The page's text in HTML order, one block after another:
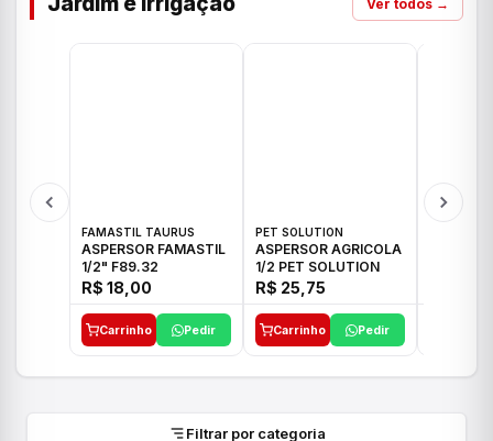
Ver todos →
FAMASTIL TAURUS
ASPERSOR FAMASTIL
1/2" F89.32
R$ 18,00
Carrinho Pedir
PET SOLUTION
ASPERSOR AGRICOLA
1/2 PET SOLUTION
R$ 25,75
Carrinho Pedir
Filtrar por categoria